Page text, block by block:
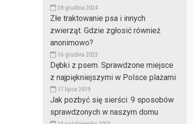
28 grudnia 2024
Złe traktowanie psa i innych
zwierząt. Gdzie zgłosić również
anonimowo?
16 grudnia 2023
Dębki z psem. Sprawdzone miejsce
z najpiękniejszymi w Polsce plażami
17 lipca 2019
Jak pozbyć się sierści: 9 sposobów
sprawdzonych w naszym domu